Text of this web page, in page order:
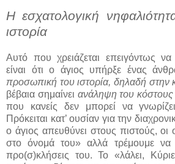
Η εσχατολογική
ιστορία
Αυτό που χρειάζεται επειγόντως να
είναι ότι ο άγιος υπήρξε ένας
προσωπική του ιστορία, δηλαδή στην
βέβαια σημαίνει ανάληψη του κόστους
που κανείς δεν μπορεί να
Πρόκειται κατ’ ουσίαν για την
ο άγιος απευθύνει στους πιστούς, οι
στο όνομά του» αλλά τρέμουμε να
προ(σ)κλήσεις του. Το «λάλει,